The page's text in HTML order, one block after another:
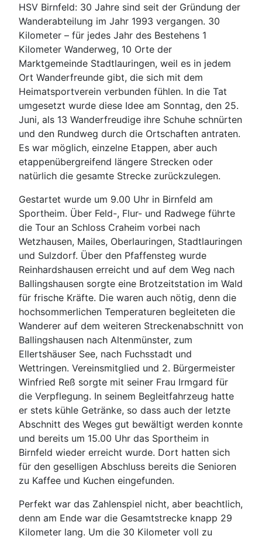
HSV Birnfeld: 30 Jahre sind seit der Gründung der
Wanderabteilung im Jahr 1993 vergangen. 30
Kilometer – für jedes Jahr des Bestehens 1
Kilometer Wanderweg, 10 Orte der
Marktgemeinde Stadtlauringen, weil es in jedem
Ort Wanderfreunde gibt, die sich mit dem
Heimatsportverein verbunden fühlen. In die Tat
umgesetzt wurde diese Idee am Sonntag, den 25.
Juni, als 13 Wanderfreudige ihre Schuhe schnürten
und den Rundweg durch die Ortschaften antraten.
Es war möglich, einzelne Etappen, aber auch
etappenübergreifend längere Strecken oder
natürlich die gesamte Strecke zurückzulegen.
Gestartet wurde um 9.00 Uhr in Birnfeld am
Sportheim. Über Feld-, Flur- und Radwege führte
die Tour an Schloss Craheim vorbei nach
Wetzhausen, Mailes, Oberlauringen, Stadtlauringen
und Sulzdorf. Über den Pfaffensteg wurde
Reinhardshausen erreicht und auf dem Weg nach
Ballingshausen sorgte eine Brotzeitstation im Wald
für frische Kräfte. Die waren auch nötig, denn die
hochsommerlichen Temperaturen begleiteten die
Wanderer auf dem weiteren Streckenabschnitt von
Ballingshausen nach Altenmünster, zum
Ellertshäuser See, nach Fuchsstadt und
Wettringen. Vereinsmitglied und 2. Bürgermeister
Winfried Reß sorgte mit seiner Frau Irmgard für
die Verpflegung. In seinem Begleitfahrzeug hatte
er stets kühle Getränke, so dass auch der letzte
Abschnitt des Weges gut bewältigt werden konnte
und bereits um 15.00 Uhr das Sportheim in
Birnfeld wieder erreicht wurde. Dort hatten sich
für den geselligen Abschluss bereits die Senioren
zu Kaffee und Kuchen eingefunden.
Perfekt war das Zahlenspiel nicht, aber beachtlich,
denn am Ende war die Gesamtstrecke knapp 29
Kilometer lang. Um die 30 Kilometer voll zu